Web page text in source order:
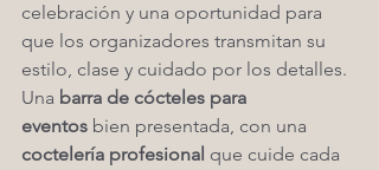
celebración y una oportunidad para
que los organizadores transmitan su
estilo, clase y cuidado por los detalles.
Una barra de cócteles para
eventos bien presentada, con una
coctelería profesional que cuide cada